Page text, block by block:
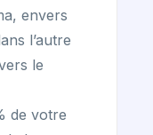
envers
l’autre
le
de votre